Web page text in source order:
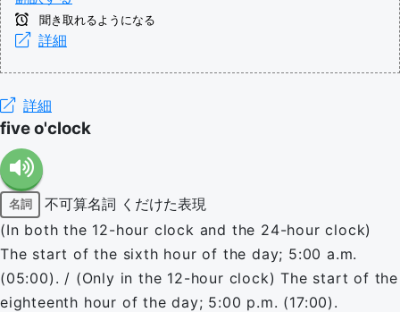
聞き取れるようになる
詳細
詳細
five o'clock
名詞 不可算名詞 くだけた表現
(In both the 12-hour clock and the 24-hour clock)
The start of the sixth hour of the day; 5:00 a.m.
(05:00). / (Only in the 12-hour clock) The start of the
eighteenth hour of the day; 5:00 p.m. (17:00).